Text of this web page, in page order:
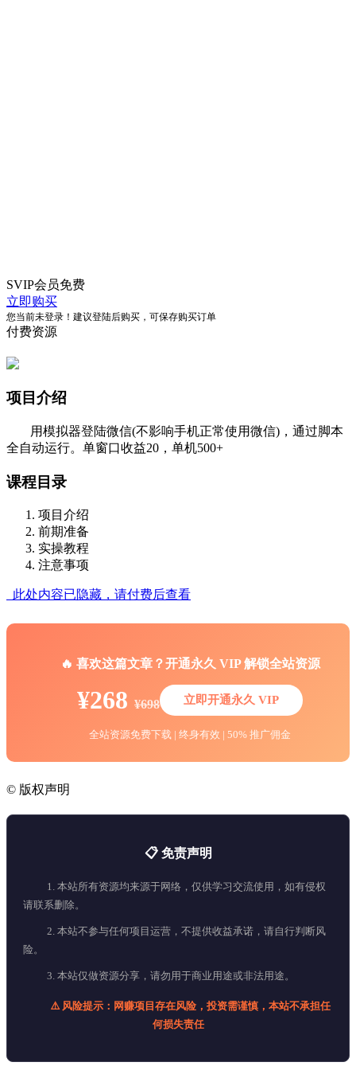
SVIP会员免费
立即购买
您当前未登录！建议登陆后购买，可保存购买订单
付费资源
项目介绍
用模拟器登陆微信(不影响手机正常使用微信)，通过脚本
全自动运行。单窗口收益20，单机500+
课程目录
项目介绍
前期准备
实操教程
注意事项
此处内容已隐藏，请付费后查看
🔥 喜欢这篇文章？开通永久 VIP 解锁全站资源
¥268 ¥698 立即开通永久 VIP
全站资源免费下载 | 终身有效 | 50% 推广佣金
© 版权声明
📋 免责声明
1. 本站所有资源均来源于网络，仅供学习交流使用，如有侵权
请联系删除。
2. 本站不参与任何项目运营，不提供收益承诺，请自行判断风
险。
3. 本站仅做资源分享，请勿用于商业用途或非法用途。
⚠️ 风险提示：网赚项目存在风险，投资需谨慎，本站不承担任
何损失责任